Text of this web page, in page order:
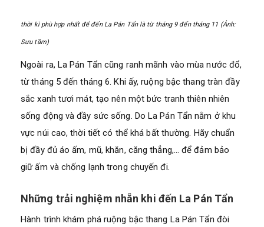
thời kì phù hợp nhất để đến La Pán Tẩn là từ tháng 9 đến tháng 11 (Ảnh:
Sưu tầm)
Ngoài ra, La Pán Tẩn cũng ranh mãnh vào mùa nước đổ,
từ tháng 5 đến tháng 6. Khi ấy, ruộng bậc thang tràn đầy
sắc xanh tươi mát, tạo nên một bức tranh thiên nhiên
sống động và đầy sức sống. Do La Pán Tẩn nằm ở khu
vực núi cao, thời tiết có thể khá bất thường. Hãy chuẩn
bị đầy đủ áo ấm, mũ, khăn, căng thẳng,… để đảm bảo
giữ ấm và chống lạnh trong chuyến đi.
Những trải nghiệm nhẵn khi đến La Pán Tẩn
Hành trình khám phá ruộng bậc thang La Pán Tẩn đòi